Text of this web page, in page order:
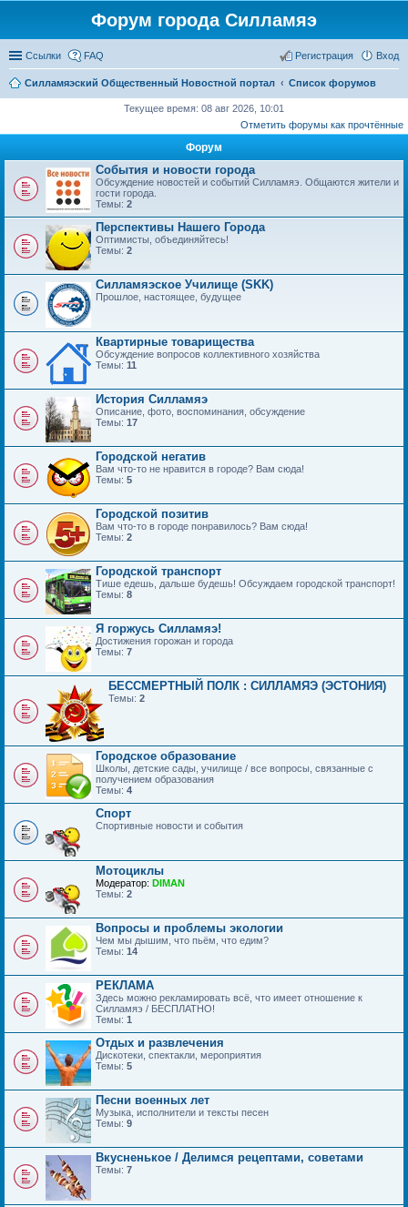
Форум города Силламяэ
Ссылки FAQ Вход
Регистрация
Силламяэский Общественный Новостной портал Список форумов
Текущее время: 08 авг 2026, 10:01
Отметить форумы как прочтённые
Форум
События и новости города
Обсуждение новостей и событий Силламяэ. Общаются жители и
гости города.
Темы: 2
Перспективы Нашего Города
Оптимисты, объединяйтесь!
Темы: 2
Силламяэское Училище (SKK)
Прошлое, настоящее, будущее
Квартирные товарищества
Обсуждение вопросов коллективного хозяйства
Темы: 11
История Силламяэ
Описание, фото, воспоминания, обсуждение
Темы: 17
Городской негатив
Вам что-то не нравится в городе? Вам сюда!
Темы: 5
Городской позитив
Вам что-то в городе понравилось? Вам сюда!
Темы: 2
Городской транспорт
Тише едешь, дальше будешь! Обсуждаем городской транспорт!
Темы: 8
Я горжусь Силламяэ!
Достижения горожан и города
Темы: 7
БЕССМЕРТНЫЙ ПОЛК : СИЛЛАМЯЭ (ЭСТОНИЯ)
Темы: 2
Городское образование
Школы, детские сады, училище / все вопросы, связанные с
получением образования
Темы: 4
Спорт
Спортивные новости и события
Мотоциклы
Модератор: DIMAN
Темы: 2
Вопросы и проблемы экологии
Чем мы дышим, что пьём, что едим?
Темы: 14
РЕКЛАМА
Здесь можно рекламировать всё, что имеет отношение к
Силламяэ / БЕСПЛАТНО!
Темы: 1
Отдых и развлечения
Дискотеки, спектакли, мероприятия
Темы: 5
Песни военных лет
Музыка, исполнители и тексты песен
Темы: 9
Вкусненькое / Делимся рецептами, советами
Темы: 7